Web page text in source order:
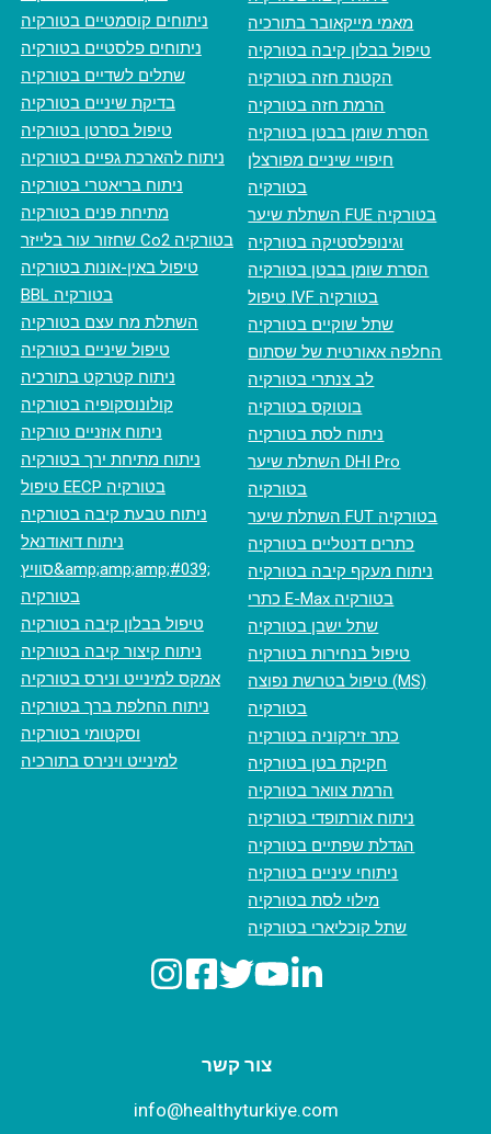
ניתוחים קוסמטיים בטורקיה
ניתוחים פלסטיים בטורקיה
שתלים לשדיים בטורקיה
בדיקת שיניים בטורקיה
טיפול בסרטן בטורקיה
ניתוח להארכת גפיים בטורקיה
ניתוח בריאטרי בטורקיה
מתיחת פנים בטורקיה
‏שחזור עור בלייזר Co2 בטורקיה
טיפול באין-אונות בטורקיה
BBL בטורקיה
השתלת מח עצם בטורקיה
טיפול שיניים בטורקיה
ניתוח קטרקט בתורכיה
קולונוסקופיה בטורקיה
ניתוח אוזניים טורקיה
ניתוח מתיחת ירך בטורקיה
טיפול EECP בטורקיה
ניתוח טבעת קיבה בטורקיה
ניתוח דואודנאל
סוויץ&amp;amp;amp;#039;
בטורקיה
טיפול בבלון קיבה בטורקיה
ניתוח קיצור קיבה בטורקיה
אמקס למינייט ונירס בטורקיה
ניתוח החלפת ברך בטורקיה
וסקטומי בטורקיה
למינייט וינירס בתורכיה
מאמי מייקאובר בתורכיה
טיפול בבלון קיבה בטורקיה
הקטנת חזה בטורקיה
הרמת חזה בטורקיה
הסרת שומן בבטן בטורקיה
חיפויי שיניים מפורצלן
בטורקיה
השתלת שיער FUE בטורקיה
וגינופלסטיקה בטורקיה
הסרת שומן בבטן בטורקיה
טיפול IVF בטורקיה
שתל שוקיים בטורקיה
החלפה אאורטית של שסתום
לב צנתרי בטורקיה
בוטוקס בטורקיה
ניתוח לסת בטורקיה
השתלת שיער DHI Pro
בטורקיה
השתלת שיער FUT בטורקיה
כתרים דנטליים בטורקיה
ניתוח מעקף קיבה בטורקיה
כתרי E-Max בטורקיה
שתל ישבן בטורקיה
טיפול בנחירות בטורקיה
טיפול בטרשת נפוצה (MS)
בטורקיה
כתר זירקוניה בטורקיה
חקיקת בטן בטורקיה
הרמת צוואר בטורקיה
ניתוח אורתופדי בטורקיה
הגדלת שפתיים בטורקיה
ניתוחי עיניים בטורקיה
מילוי לסת בטורקיה
שתל קוכליארי בטורקיה
צור קשר
info@healthyturkiye.com